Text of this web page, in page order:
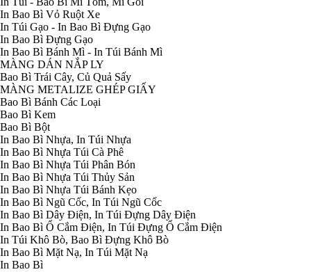
In Bao Bì Vỏ Ruột Xe
In Túi Gạo - In Bao Bì Đựng Gạo
In Bao Bì Đựng Gạo
In Bao Bì Bánh Mì - In Túi Bánh Mì
MÀNG DÁN NẮP LY
Bao Bì Trái Cây, Củ Quả Sấy
MÀNG METALIZE GHÉP GIẤY
Bao Bì Bánh Các Loại
Bao Bì Kem
Bao Bì Bột
In Bao Bì Nhựa, In Túi Nhựa
In Bao Bì Nhựa Túi Cà Phê
In Bao Bì Nhựa Túi Phân Bón
In Bao Bì Nhựa Túi Thủy Sản
In Bao Bì Nhựa Túi Bánh Kẹo
In Bao Bì Ngũ Cốc, In Túi Ngũ Cốc
In Bao Bì Dây Điện, In Túi Đựng Dây Điện
In Bao Bì Ổ Cắm Điện, In Túi Đựng Ổ Cắm Điện
In Túi Khô Bò, Bao Bì Đựng Khô Bò
In Bao Bì Mặt Nạ, In Túi Mặt Nạ
In Bao Bì